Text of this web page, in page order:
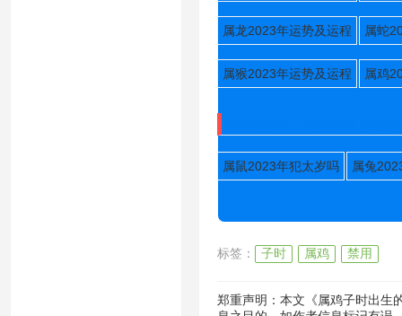
属龙2023年运势及运程 属蛇
属猴2023年运势及运程 属鸡
属鼠2023年犯太岁吗 属兔
标签： 子时 属鸡 禁用
郑重声明：本文《属鸡子时出生